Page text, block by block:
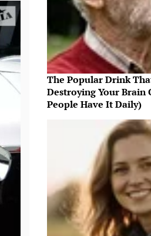
The Popular Drink
Destroying Your Brain
People Have It Daily)